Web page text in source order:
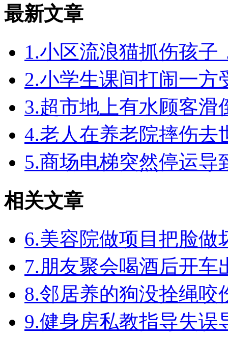
最新文章
1.小区流浪猫抓伤孩子
2.小学生课间打闹一
3.超市地上有水顾客
4.老人在养老院摔伤去
5.商场电梯突然停运
相关文章
6.美容院做项目把脸做
7.朋友聚会喝酒后开
8.邻居养的狗没拴绳
9.健身房私教指导失